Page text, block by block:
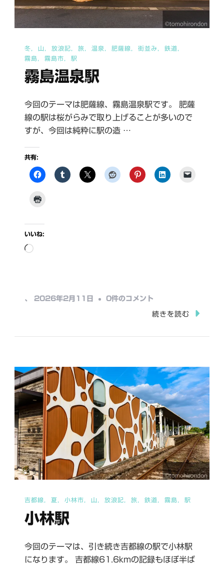
冬 山 放浪記 旅 温泉 肥薩線 街並み
鉄道
霧島
霧島市 駅
霧島温泉駅
今回のテーマは肥薩線、霧島温泉駅です。 肥薩
線の駅は桜がらみで取り上げることが多いので
すが、今回は純粋に駅の造 …
共有:
いいね:
読
中…
、 2026年2月11日 霧
の
0件のコメント
続きを読む
吉都線 夏 小林市 山 放浪記 旅 鉄道 霧島 駅
小林駅
今回のテーマは、引き続き吉都線の駅で小林駅
になります。 吉都線61.6kmの記録もほぼ半ば